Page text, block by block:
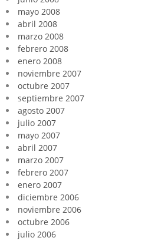
mayo 2008
abril 2008
marzo 2008
febrero 2008
enero 2008
noviembre 2007
octubre 2007
septiembre 2007
agosto 2007
julio 2007
mayo 2007
abril 2007
marzo 2007
febrero 2007
enero 2007
diciembre 2006
noviembre 2006
octubre 2006
julio 2006